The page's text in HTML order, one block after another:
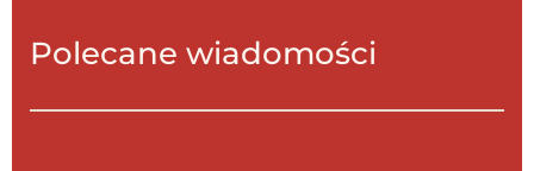
Polecane wiadomości